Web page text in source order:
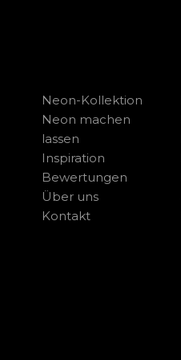
Neon-Kollektion
Neon machen
lassen
Inspiration
Bewertungen
Über uns
Kontakt